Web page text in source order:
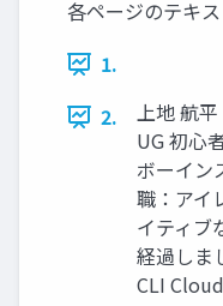
各ページのテキ
1.
2.
上地 航
UG 初心
ボーイン
職：アイ
イティブ
経過しま
CLI